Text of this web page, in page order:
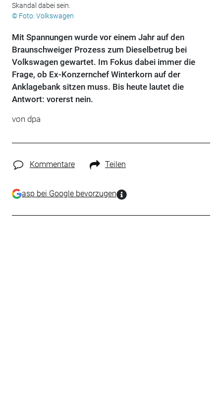
Skandal dabei sein.
© Foto: Volkswagen
Mit Spannungen wurde vor einem Jahr auf den
Braunschweiger Prozess zum Dieselbetrug bei
Volkswagen gewartet. Im Fokus dabei immer die
Frage, ob Ex-Konzernchef Winterkorn auf der
Anklagebank sitzen muss. Bis heute lautet die
Antwort: vorerst nein.
von dpa
Kommentare Teilen
asp bei Google bevorzugen